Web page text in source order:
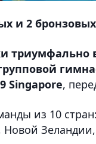
и 2
Singapore,
из 10